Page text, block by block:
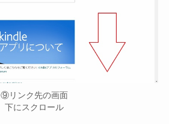
⑨リンク先の画面
下にスクロール